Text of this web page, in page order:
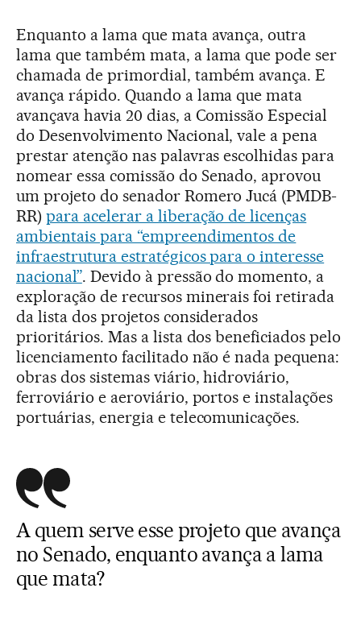
Enquanto a lama que mata avança, outra
lama que também mata, a lama que pode ser
chamada de primordial, também avança. E
avança rápido. Quando a lama que mata
avançava havia 20 dias, a Comissão Especial
do Desenvolvimento Nacional, vale a pena
prestar atenção nas palavras escolhidas para
nomear essa comissão do Senado, aprovou
um projeto do senador Romero Jucá (PMDB-
RR) para acelerar a liberação de licenças
ambientais para “empreendimentos de
infraestrutura estratégicos para o interesse
nacional”. Devido à pressão do momento, a
exploração de recursos minerais foi retirada
da lista dos projetos considerados
prioritários. Mas a lista dos beneficiados pelo
licenciamento facilitado não é nada pequena:
obras dos sistemas viário, hidroviário,
ferroviário e aeroviário, portos e instalações
portuárias, energia e telecomunicações.
A quem serve esse projeto que avança
no Senado, enquanto avança a lama
que mata?